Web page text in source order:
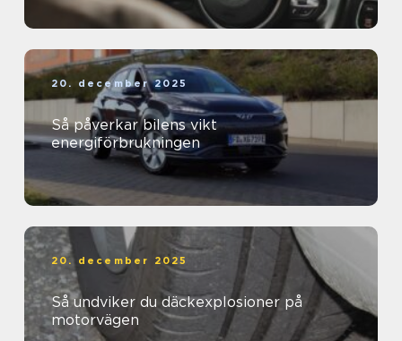
20. december 2025
Så påverkar bilens vikt
energiförbrukningen
20. december 2025
Så undviker du däckexplosioner på
motorvägen